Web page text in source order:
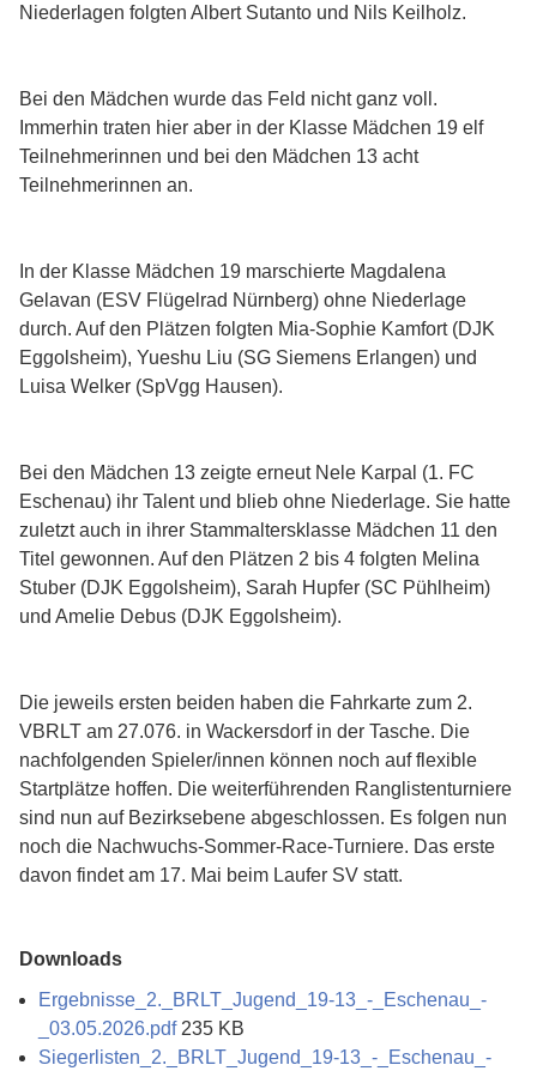
Niederlagen folgten Albert Sutanto und Nils Keilholz.
Bei den Mädchen wurde das Feld nicht ganz voll.
Immerhin traten hier aber in der Klasse Mädchen 19 elf
Teilnehmerinnen und bei den Mädchen 13 acht
Teilnehmerinnen an.
In der Klasse Mädchen 19 marschierte Magdalena
Gelavan (ESV Flügelrad Nürnberg) ohne Niederlage
durch. Auf den Plätzen folgten Mia-Sophie Kamfort (DJK
Eggolsheim), Yueshu Liu (SG Siemens Erlangen) und
Luisa Welker (SpVgg Hausen).
Bei den Mädchen 13 zeigte erneut Nele Karpal (1. FC
Eschenau) ihr Talent und blieb ohne Niederlage. Sie hatte
zuletzt auch in ihrer Stammaltersklasse Mädchen 11 den
Titel gewonnen. Auf den Plätzen 2 bis 4 folgten Melina
Stuber (DJK Eggolsheim), Sarah Hupfer (SC Pühlheim)
und Amelie Debus (DJK Eggolsheim).
Die jeweils ersten beiden haben die Fahrkarte zum 2.
VBRLT am 27.076. in Wackersdorf in der Tasche. Die
nachfolgenden Spieler/innen können noch auf flexible
Startplätze hoffen. Die weiterführenden Ranglistenturniere
sind nun auf Bezirksebene abgeschlossen. Es folgen nun
noch die Nachwuchs-Sommer-Race-Turniere. Das erste
davon findet am 17. Mai beim Laufer SV statt.
Downloads
Ergebnisse_2._BRLT_Jugend_19-13_-_Eschenau_-
_03.05.2026.pdf 235 KB
Siegerlisten_2._BRLT_Jugend_19-13_-_Eschenau_-